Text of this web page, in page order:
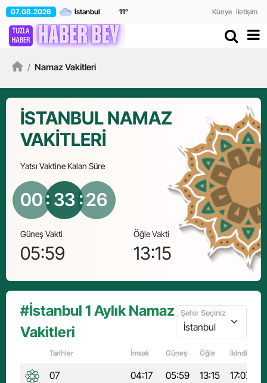
07.08.2026 11° Künye İletişim
/ Namaz Vakitleri
İSTANBUL NAMAZ
VAKİTLERİ
Yatsı Vaktine Kalan Süre
00: 33 :26
Güneş Vakti
05:59
Öğle Vakti
13:15
#İstanbul 1 Aylık Namaz
Vakitleri
Şehir Seçiniz
Tarihler İmsak Güneş Öğle İkindi
07
04:17 05:59 13:15 17:07